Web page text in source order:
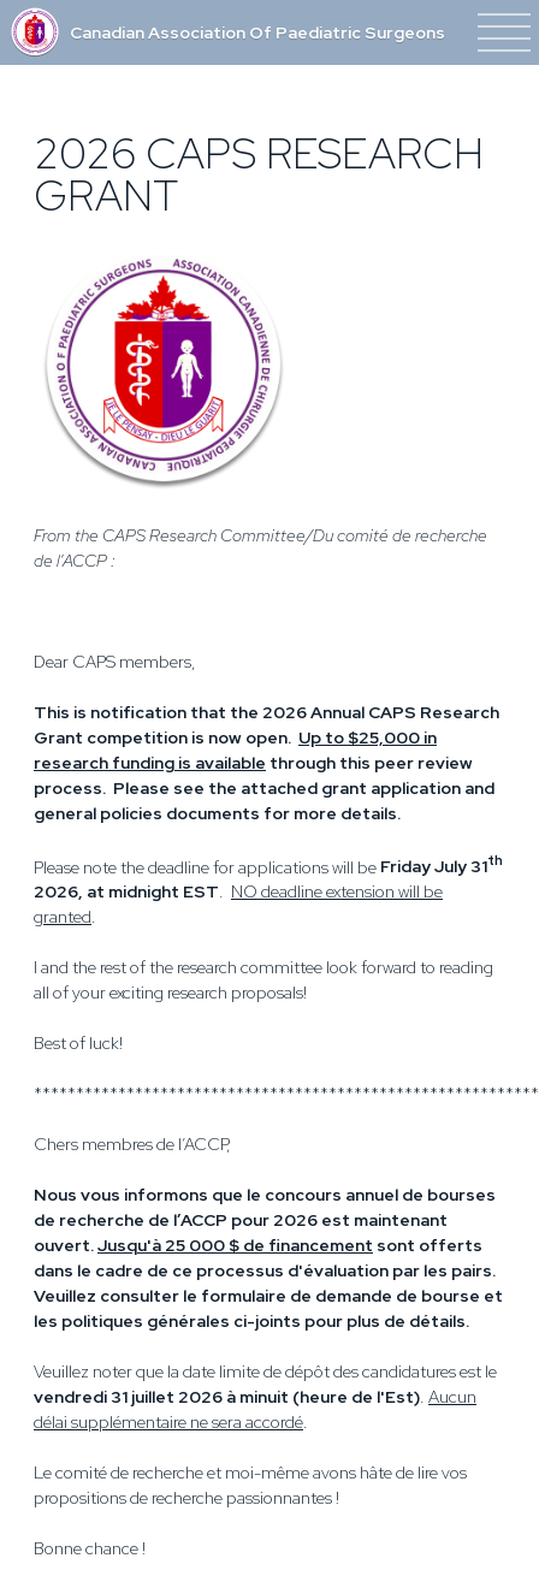
Canadian Association Of Paediatric Surgeons
2026 CAPS RESEARCH
GRANT
From the CAPS Research Committee/Ducomité de recherche
de l’ACCP :
Dear CAPS members,
This is notification that the 2026 Annual CAPS Research
Grant competition is now open. Up to $25,000 in
research funding is available through this peer review
process. Please see the attached grant application and
general policies documents for more details.
Please note the deadline for applications will be Friday July 31th
2026, at midnight EST. NO deadline extension will be
granted.
I and the rest of the research committee look forward to reading
all of your exciting research proposals!
Best of luck!
Chers membres de l’ACCP,
Nous vous informons que le concours annuel de bourses
de recherche de l’ACCP pour 2026 est maintenant
ouvert.Jusqu'à 25 000 $ de financement sont offerts
dans le cadre de ce processus d'évaluation par les pairs.
Veuillez consulter le formulaire de demande de bourse et
les politiques générales ci-joints pour plus de détails.
Veuillez noter que la date limite de dépôt des candidatures est le
vendredi 31 juillet 2026 à minuit (heure de l'Est). Aucun
délai supplémentaire ne sera accordé.
Le comité de recherche et moi-même avons hâte de lire vos
propositions de recherche passionnantes !
Bonne chance !